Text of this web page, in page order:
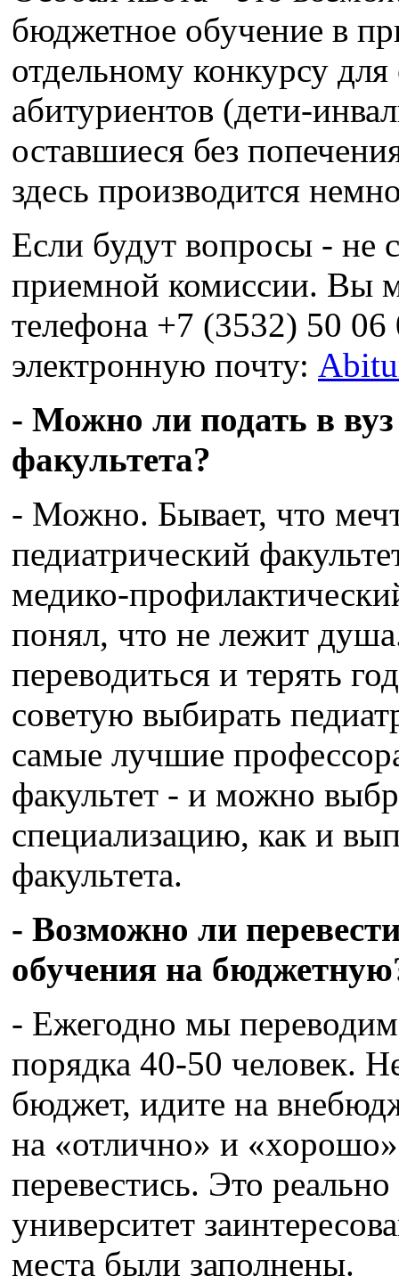
бюджетное обучение в
отдельному конкурсу
абитуриентов (дети-
оставшиеся без
здесь производится
Если будут вопросы - не
приемной комиссии. Вы
телефона +7 (3532) 50 06
электронную почту:
- Можно ли подать в
факультета?
- Можно. Бывает, что
педиатрический
медико-
понял, что не лежит
переводиться и терять
советую выбирать
самые лучшие
факультет - и можно
специализацию, как и
факультета.
- Возможно ли
обучения на
- Ежегодно мы
порядка 40-50 человек.
бюджет, идите на
на «отлично» и
перевестись. Это
университет
места были заполнены.